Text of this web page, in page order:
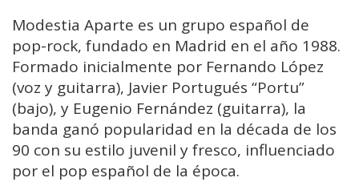
Modestia Aparte es un grupo español de
pop-rock, fundado en Madrid en el año 1988.
Formado inicialmente por Fernando López
(voz y guitarra), Javier Portugués “Portu”
(bajo), y Eugenio Fernández (guitarra), la
banda ganó popularidad en la década de los
90 con su estilo juvenil y fresco, influenciado
por el pop español de la época.